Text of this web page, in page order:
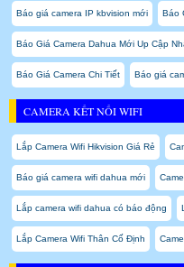
Báo giá camera IP kbvision mới Báo
Báo Giá Camera Dahua Mới Up Cập
Báo Giá Camera Chi Tiết Báo giá
CAMERA KẾT NỐI WIFI
Lắp Camera Wifi Hikvision Giá Rẻ
Báo giá camera wifi dahua mới
Lắp camera wifi dahua có báo động
Lắp Camera Wifi Thân Cố Định